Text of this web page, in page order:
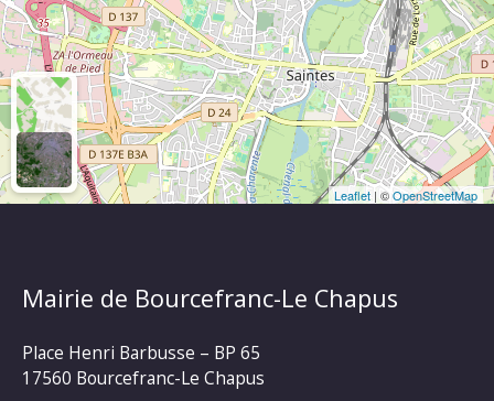
Leaflet| ©OpenStreetMap
Mairie de Bourcefranc-Le Chapus
Place Henri Barbusse – BP 65
17560 Bourcefranc-Le Chapus